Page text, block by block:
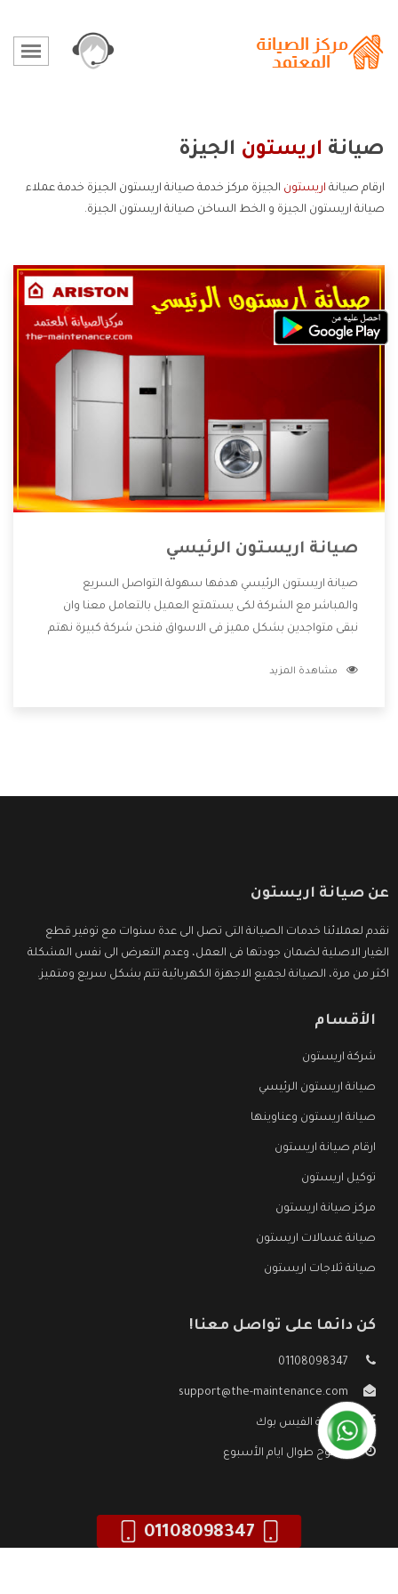
صيانة اريستون الجيزة
ارقام صيانة اريستون الجيزة مركز خدمة صيانة اريستون الجيزة خدمة عملاء
صيانة اريستون الجيزة و الخط الساخن صيانة اريستون الجيزة.
صيانة اريستون الرئيسي
صيانة اريستون الرئيسي هدفها سهولة التواصل السريع
والمباشر مع الشركة لكى يستمتع العميل بالتعامل معنا وان
نبقى متواجدين بشكل مميز فى الاسواق فنحن شركة كبيرة نهتم
الشركة بها والتى تكون منها خدمة الصيانة التى تكون من أهم
مشاهدة المزيد
عن صيانة اريستون
نقدم لعملائنا خدمات الصيانة التى تصل الى عدة سنوات مع توفير قطع
الغيار الاصلية لضمان جودتها فى العمل، وعدم التعرض الى نفس المشكلة
اكثر من مرة، الصيانة لجميع الاجهزة الكهربائية تتم بشكل سريع ومتميز.
الأقسام
شركة اريستون
صيانة اريستون الرئيسي
صيانة اريستون وعناوينها
ارقام صيانة اريستون
توكيل اريستون
مركز صيانة اريستون
صيانة غسالات اريستون
صيانة ثلاجات اريستون
كن دائما على تواصل معنا!
01108098347
support@the-maintenance.com
صفحة الفيس بوك
مفتوح طوال ايام الأسبوع
01108098347